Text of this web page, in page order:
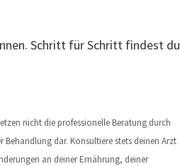
Schritt für Schritt findest du
nicht die professionelle Beratung durch
dar. Konsultiere stets deinen Arzt
an deiner Ernährung, deiner